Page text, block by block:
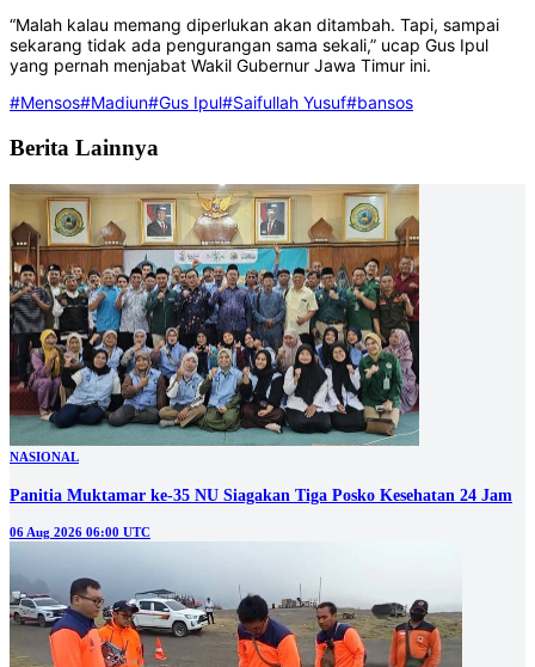
“Malah kalau memang diperlukan akan ditambah. Tapi, sampai
sekarang tidak ada pengurangan sama sekali,” ucap Gus Ipul
yang pernah menjabat Wakil Gubernur Jawa Timur ini.
#Mensos#Madiun#Gus Ipul#Saifullah Yusuf#bansos
Berita Lainnya
NASIONAL
Panitia Muktamar ke-35 NU Siagakan Tiga Posko Kesehatan 24 Jam
06 Aug 2026 06:00 UTC